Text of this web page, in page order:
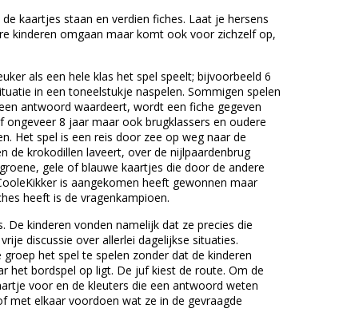
kaartjes staan en verdien fiches. Laat je hersens
kinderen omgaan maar komt ook voor zichzelf op,
als een hele klas het spel speelt; bijvoorbeeld 6
in een toneelstukje naspelen. Sommigen spelen
antwoord waardeert, wordt een fiche gegeven
8 jaar maar ook brugklassers en oudere
Het spel is een reis door zee op weg naar de
de krokodillen laveert, over de nijlpaardenbrug
gele of blauwe kaartjes die door de andere
is aangekomen heeft gewonnen maar
heeft is de vragenkampioen.
kinderen vonden namelijk dat ze precies die
discussie over allerlei dagelijkse situaties.
het spel te spelen zonder dat de kinderen
het bordspel op ligt. De juf kiest de route. Om de
voor en de kleuters die een antwoord weten
met elkaar voordoen wat ze in de gevraagde